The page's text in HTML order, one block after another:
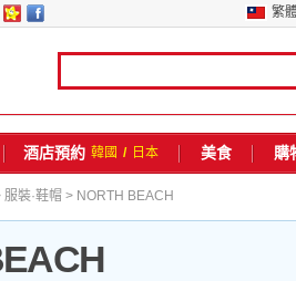
繁
酒店預約 韓國 / 日本 美食 購
服裝·鞋帽 > NORTH BEACH